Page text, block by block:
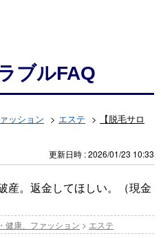
ブルFAQ
ッション > エステ >
【脱毛サロ
更新日時 : 2026/01/23 10:33
産。返金してほしい。（現金
健康、ファッション > エステ